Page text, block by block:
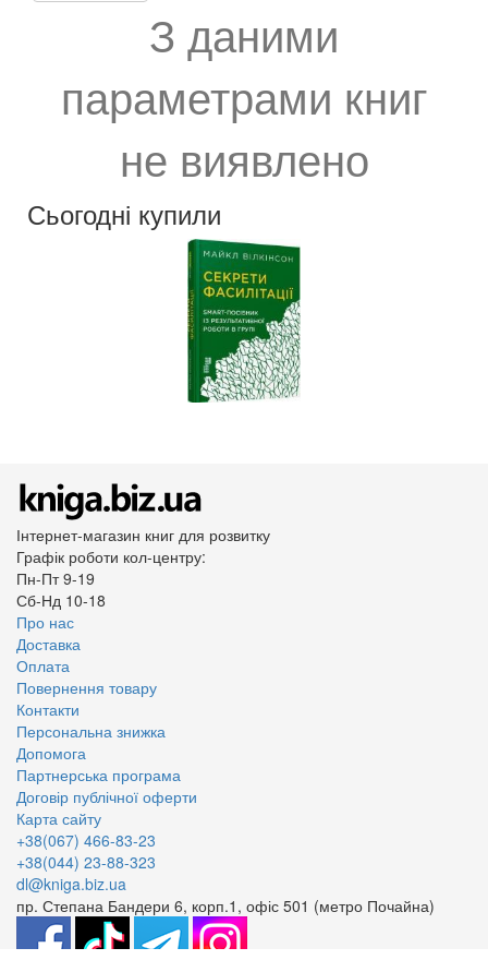
З даними
параметрами книг
не виявлено
Сьогодні купили
Інтернет-магазин книг для розвитку
Графік роботи кол-центру:
Пн-Пт 9-19
Сб-Нд 10-18
Про нас
Доставка
Оплата
Повернення товару
Контакти
Персональна знижка
Допомога
Партнерська програма
Договір публічної оферти
Карта сайту
+38(067) 466-83-23
+38(044) 23-88-323
dl@kniga.biz.ua
пр. Степана Бандери 6, корп.1, офіс 501 (метро Почайна)